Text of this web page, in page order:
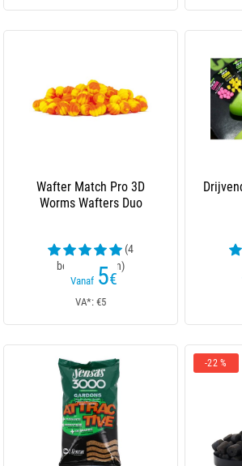
Wafter Match Pro 3D
Worms Wafters Duo
(4
beoordelingen)
Vanaf 5€
VA*: €5
-22 %